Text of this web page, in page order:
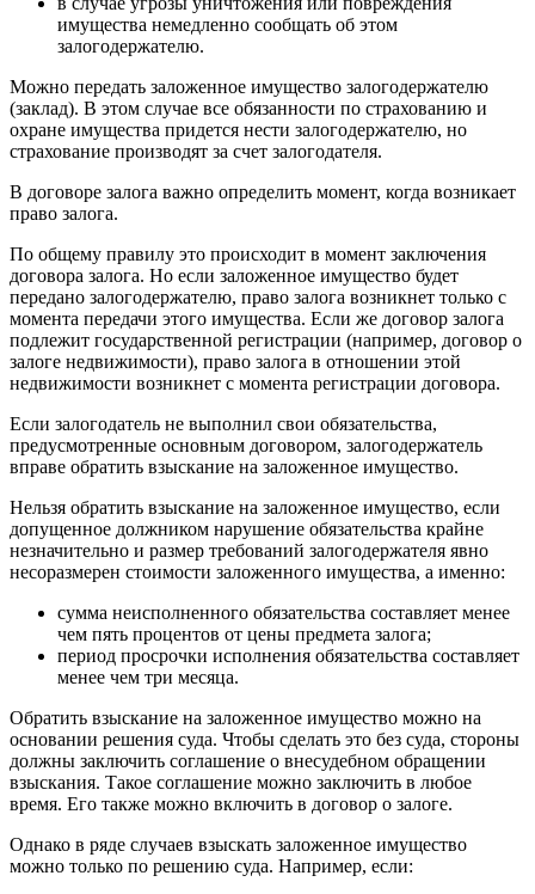
имущества немедленно сообщать об этом
залогодержателю.
Можно передать заложенное имущество залогодержателю
(заклад). В этом случае все обязанности по страхованию и
охране имущества придется нести залогодержателю, но
страхование производят за счет залогодателя.
В договоре залога важно определить момент, когда возникает
право залога.
По общему правилу это происходит в момент заключения
договора залога. Но если заложенное имущество будет
передано залогодержателю, право залога возникнет только с
момента передачи этого имущества. Если же договор залога
подлежит государственной регистрации (например, договор о
залоге недвижимости), право залога в отношении этой
недвижимости возникнет с момента регистрации договора.
Если залогодатель не выполнил свои обязательства,
предусмотренные основным договором, залогодержатель
вправе обратить взыскание на заложенное имущество.
Нельзя обратить взыскание на заложенное имущество, если
допущенное должником нарушение обязательства крайне
незначительно и размер требований залогодержателя явно
несоразмерен стоимости заложенного имущества, а именно:
сумма неисполненного обязательства составляет менее
чем пять процентов от цены предмета залога;
период просрочки исполнения обязательства составляет
менее чем три месяца.
Обратить взыскание на заложенное имущество можно на
основании решения суда. Чтобы сделать это без суда, стороны
должны заключить соглашение о внесудебном обращении
взыскания. Такое соглашение можно заключить в любое
время. Его также можно включить в договор о залоге.
Однако в ряде случаев взыскать заложенное имущество
можно только по решению суда. Например, если: